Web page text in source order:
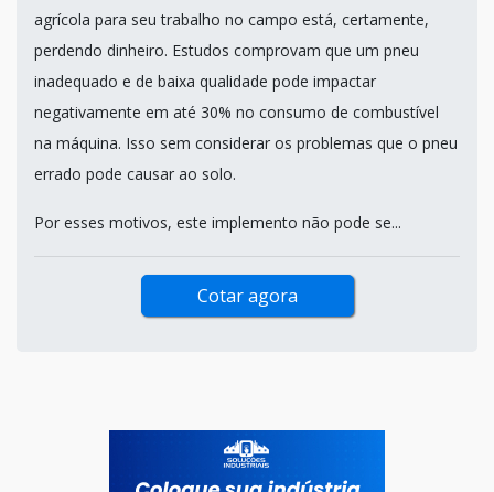
agrícola para seu trabalho no campo está, certamente,
perdendo dinheiro. Estudos comprovam que um pneu
inadequado e de baixa qualidade pode impactar
negativamente em até 30% no consumo de combustível
na máquina. Isso sem considerar os problemas que o pneu
errado pode causar ao solo.
Por esses motivos, este implemento não pode se...
Cotar agora